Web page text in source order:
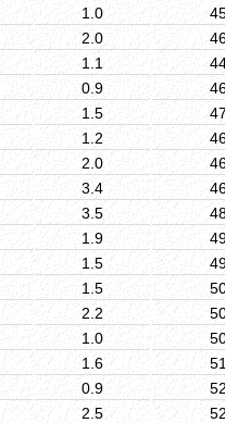
1.0
2.0
1.1
0.9
1.5
1.2
2.0
3.4
3.5
1.9
1.5
1.5
2.2
1.0
1.6
0.9
2.5